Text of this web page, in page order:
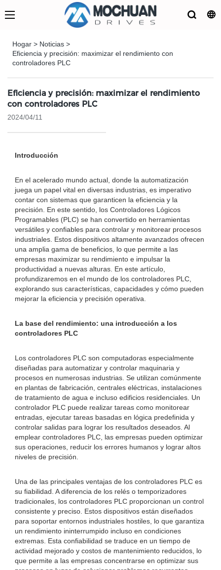
Hogar > Noticias >
Eficiencia y precisión: maximizar el rendimiento con
controladores PLC
Eficiencia y precisión: maximizar el rendimiento
con controladores PLC
2024/04/11
Introducción
En el acelerado mundo actual, donde la automatización
juega un papel vital en diversas industrias, es imperativo
contar con sistemas que garanticen la eficiencia y la
precisión. En este sentido, los Controladores Lógicos
Programables (PLC) se han convertido en herramientas
versátiles y confiables para controlar y monitorear procesos
industriales. Estos dispositivos altamente avanzados ofrecen
una amplia gama de beneficios, lo que permite a las
empresas maximizar su rendimiento e impulsar la
productividad a nuevas alturas. En este artículo,
profundizaremos en el mundo de los controladores PLC,
explorando sus características, capacidades y cómo pueden
mejorar la eficiencia y precisión operativa.
La base del rendimiento: una introducción a los
controladores PLC
Los controladores PLC son computadoras especialmente
diseñadas para automatizar y controlar maquinaria y
procesos en numerosas industrias. Se utilizan comúnmente
en plantas de fabricación, centrales eléctricas, instalaciones
de tratamiento de agua e incluso edificios residenciales. Un
controlador PLC puede realizar tareas como monitorear
entradas, ejecutar tareas basadas en lógica predefinida y
controlar salidas para lograr los resultados deseados. Al
emplear controladores PLC, las empresas pueden optimizar
sus operaciones, reducir los errores humanos y lograr altos
niveles de precisión.
Una de las principales ventajas de los controladores PLC es
su fiabilidad. A diferencia de los relés o temporizadores
tradicionales, los controladores PLC proporcionan un control
consistente y preciso. Estos dispositivos están diseñados
para soportar entornos industriales hostiles, lo que garantiza
un rendimiento ininterrumpido incluso en condiciones
extremas. Esta confiabilidad se traduce en un tiempo de
actividad mejorado y costos de mantenimiento reducidos, lo
que permite a las empresas concentrarse en optimizar sus